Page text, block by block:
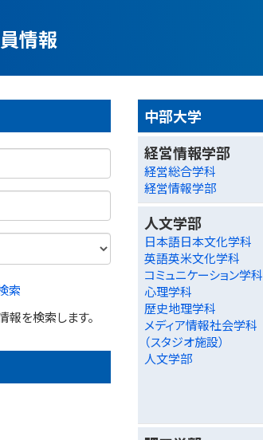
情報
索
を検索します。
中部大学
経営情報学部
経営総合学科
経営情報学部
人文学部
日本語日本文化学科
英語英米文化学科
コミュニケーション学科
心理学科
歴史地理学科
メディア情報社会学科
（スタジオ施設）
人文学部